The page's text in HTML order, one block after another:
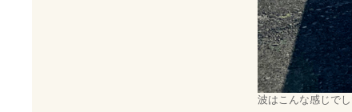
波はこんな感じで